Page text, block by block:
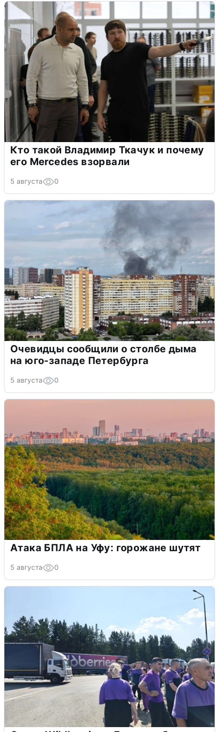
Кто такой Владимир Ткачук и почему
его Mercedes взорвали
5 августа 0
Очевидцы сообщили о столбе дыма
на юго-западе Петербурга
5 августа 0
Атака БПЛА на Уфу: горожане шутят
5 августа 0